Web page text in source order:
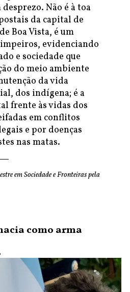
Não é à toa
da capital de
Boa Vista, é um
evidenciando
e sociedade que
do meio ambiente
da vida
dos indígena; é a
frente às vidas dos
em conflitos
e por doenças
nas matas.
em Sociedade e Fronteiras pela
como arma